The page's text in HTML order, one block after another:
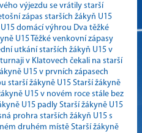
výjezdu se vrátily starší
zápas starších žákyň U15
domácí výhrou Dva těžké
U15 Těžké venkovní zápasy
utkání starších žákyň U15 v
v Klatovech čekali na starší
U15 v prvních zápasech
starší žákyně U15 Starší žákyně
U15 v novém roce stále bez
U15 padlyStarší žákyně U15
prohra starších žákyň U15 s
druhém místě Starší žákyně